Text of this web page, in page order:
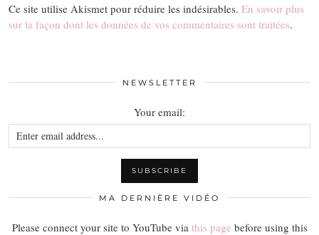
Ce site utilise Akismet pour réduire les indésirables. En savoir plus
sur la façon dont les données de vos commentaires sont traitées.
NEWSLETTER
Your email:
MA DERNIÈRE VIDÉO
Please connect your site to YouTube via this page before using this